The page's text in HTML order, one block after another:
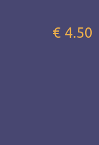
€ 4.50